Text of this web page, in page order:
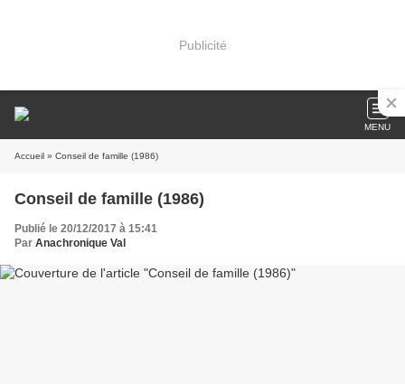
Publicité
MENU
Accueil » Conseil de famille (1986)
Conseil de famille (1986)
Publié le 20/12/2017 à 15:41
Par Anachronique Val